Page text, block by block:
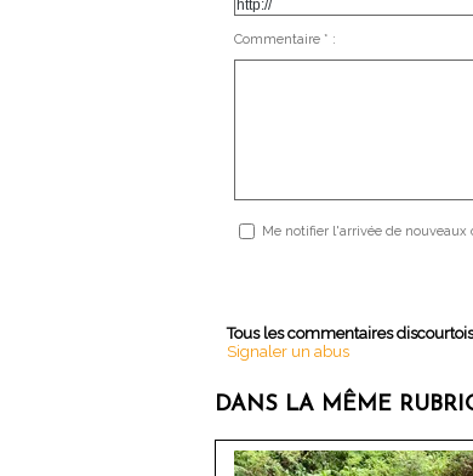
Commentaire * :
Me notifier l'arrivée de nouveaux
Tous les commentaires
Signaler un abus
DANS LA MÊME